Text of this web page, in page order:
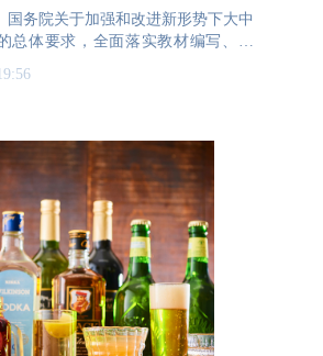
国务院关于加强和改进新形势下大中
总体要求，全面落实教材编写、审
发行、选用使用等各方面主体责任，
设水平。近日，教育部、国家新闻出